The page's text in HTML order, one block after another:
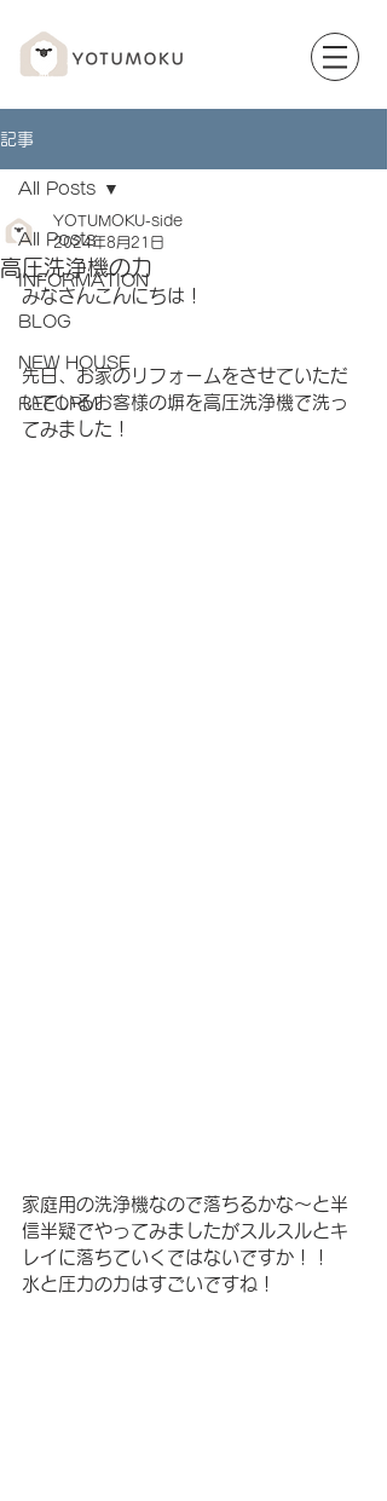
記事
All Posts
INFORMATION
BLOG
NEW HOUSE
REFORM
All Posts
高圧洗浄機の力
YOTUMOKU-side
2024年8月21日
みなさんこんにちは！
先日、お家のリフォームをさせていただ
いているお客様の塀を高圧洗浄機で洗っ
てみました！
家庭用の洗浄機なので落ちるかな～と半
信半疑でやってみましたがスルスルとキ
レイに落ちていくではないですか！！
水と圧力の力はすごいですね！